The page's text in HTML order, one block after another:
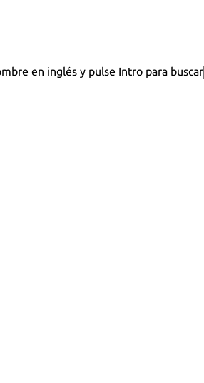
en inglés y pulse Intro para buscar